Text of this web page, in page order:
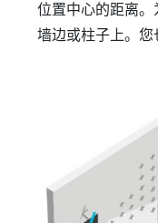
位置中心的距离
墙边或柱子上。您